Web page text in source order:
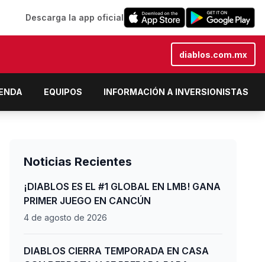
Descarga la app oficial
diablos.com.mx
EQUIPOS INFORMACIÓN A INVERSIONISTAS
Noticias Recientes
¡DIABLOS ES EL #1 GLOBAL EN LMB! GANA
PRIMER JUEGO EN CANCÚN
4 de agosto de 2026
DIABLOS CIERRA TEMPORADA EN CASA